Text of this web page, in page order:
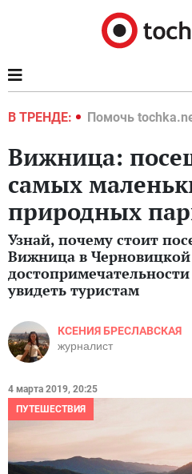
В ТРЕНДЕ:
2022 Помочь
Вижница:
самых
природных
Узнай, почему стоит
Вижница в Черновицкой
увидеть туристам
КСЕНИЯ БРЕСЛАВСКАЯ
журналист
4 марта 2019, 20:25
ПУТЕШЕСТВИЯ